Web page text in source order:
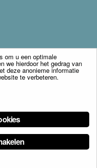
om u een optimale
we hierdoor het gedrag van
deze anonieme informatie
te verbeteren.